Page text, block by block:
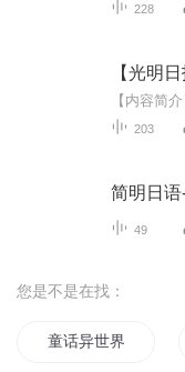
228
203
简明日语
49
您是不是在找：
童话异世界